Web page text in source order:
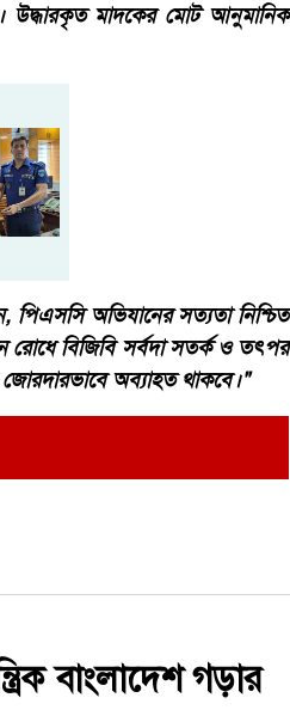
উদ্ধারকৃত মাদকের মোট আনুমানিক
পিএসসি অভিযানের সত্যতা নিশ্চিত
রোধে বিজিবি সর্বদা সতর্ক ও তৎপর
অব্যাহত থাকবে।"
বাংলাদেশ গড়ার